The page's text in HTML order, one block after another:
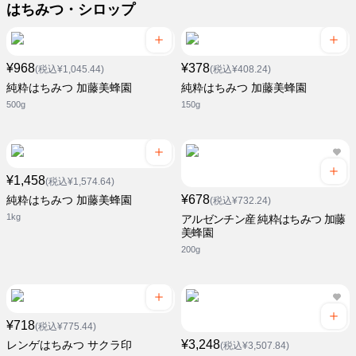
はちみつ・シロップ
¥968(税込¥1,045.44)
純粋はちみつ 加藤美蜂園
500g
¥378(税込¥408.24)
純粋はちみつ 加藤美蜂園
150g
¥1,458(税込¥1,574.64)
純粋はちみつ 加藤美蜂園
1kg
¥678(税込¥732.24)
アルゼンチン産 純粋はちみつ 加藤
美蜂園
200g
¥718(税込¥775.44)
レンゲはちみつ サクラ印 ¥3,248(税込¥3,507.84)